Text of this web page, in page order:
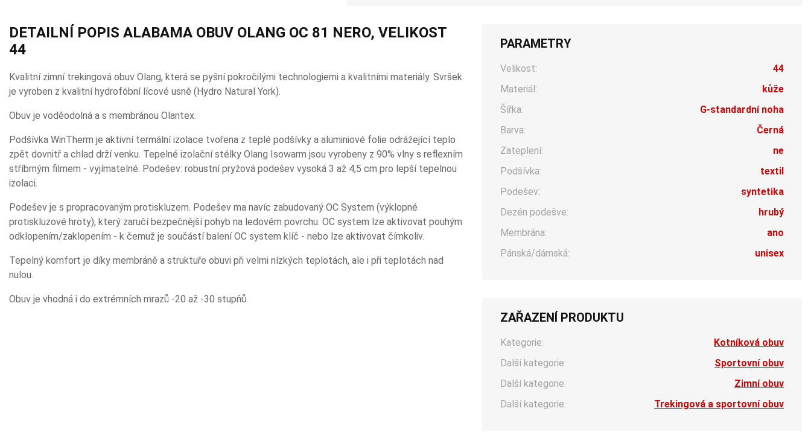
DETAILNÍ POPIS ALABAMA OBUV OLANG OC 81 NERO, VELIKOST
44
Kvalitní zimní trekingová obuv Olang, která se pyšní pokročilými technologiemi a kvalitními materiály. Svršek
je vyroben z kvalitní hydrofóbní lícové usně (Hydro Natural York).
Obuv je voděodolná a s membránou Olantex.
Podšívka WinTherm je aktivní termální izolace tvořena z teplé podšívky a aluminiové folie odrážející teplo
zpět dovnitř a chlad drží venku. Tepelné izolační stélky Olang Isowarm jsou vyrobeny z 90% vlny s reflexním
stříbrným filmem - vyjímatelné. Podešev: robustní pryžová podešev vysoká 3 až 4,5 cm pro lepší tepelnou
izolaci.
Podešev je s propracovaným protiskluzem. Podešev ma navíc zabudovaný OC System (výklopné
protiskluzové hroty), který zaručí bezpečnější pohyb na ledovém povrchu. OC system lze aktivovat pouhým
odklopením/zaklopením - k čemuž je součástí balení OC system klíč - nebo lze aktivovat čímkoliv.
Tepelný komfort je díky membráně a struktuře obuvi při velmi nízkých teplotách, ale i při teplotách nad
nulou.
Obuv je vhodná i do extrémních mrazů -20 až -30 stupňů.
PARAMETRY
Velikost:
44
Materiál:
kůže
Šířka:
G-standardní noha
Barva:
Černá
Zateplení:
ne
Podšívka:
textil
Podešev:
syntetika
Dezén podešve:
hrubý
Membrána:
ano
Pánská/dámská:
unisex
ZAŘAZENÍ PRODUKTU
Kategorie:
Kotníková obuv
Další kategorie:
Sportovní obuv
Další kategorie:
Zimní obuv
Další kategorie:
Trekingová a sportovní obuv